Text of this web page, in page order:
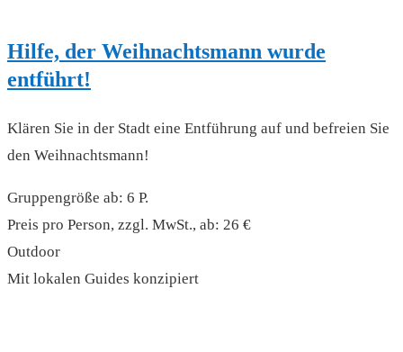
Hilfe, der Weihnachtsmann wurde
entführt!
Klären Sie in der Stadt eine Entführung auf und befreien Sie
den Weihnachtsmann!
Gruppengröße ab: 6 P.
Preis pro Person, zzgl. MwSt., ab: 26 €
Outdoor
Mit lokalen Guides konzipiert